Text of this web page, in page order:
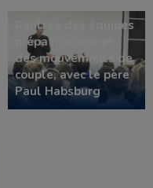
Rentrée des équipes
prépa mariage et
des mouvements de
couple, avec le père
Paul Habsburg